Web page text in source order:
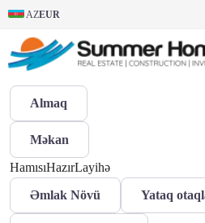
AZEUR
Almaq
Məkan
HamısıHazırLayihə
Əmlak Növü Yataq